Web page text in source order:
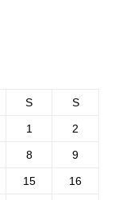
S S
1 2
8 9
15 16